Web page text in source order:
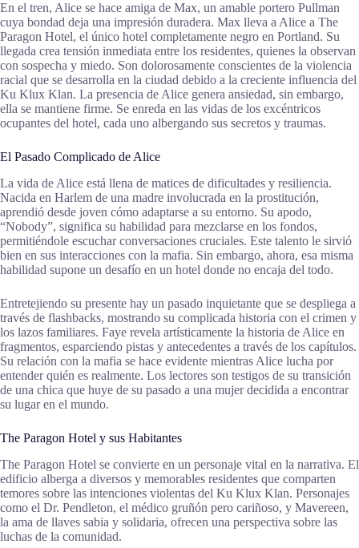
En el tren, Alice se hace amiga de Max, un amable portero Pullman
cuya bondad deja una impresión duradera. Max lleva a Alice a The
Paragon Hotel, el único hotel completamente negro en Portland. Su
llegada crea tensión inmediata entre los residentes, quienes la observan
con sospecha y miedo. Son dolorosamente conscientes de la violencia
racial que se desarrolla en la ciudad debido a la creciente influencia del
Ku Klux Klan. La presencia de Alice genera ansiedad, sin embargo,
ella se mantiene firme. Se enreda en las vidas de los excéntricos
ocupantes del hotel, cada uno albergando sus secretos y traumas.
El Pasado Complicado de Alice
La vida de Alice está llena de matices de dificultades y resiliencia.
Nacida en Harlem de una madre involucrada en la prostitución,
aprendió desde joven cómo adaptarse a su entorno. Su apodo,
“Nobody”, significa su habilidad para mezclarse en los fondos,
permitiéndole escuchar conversaciones cruciales. Este talento le sirvió
bien en sus interacciones con la mafia. Sin embargo, ahora, esa misma
habilidad supone un desafío en un hotel donde no encaja del todo.
Entretejiendo su presente hay un pasado inquietante que se despliega a
través de flashbacks, mostrando su complicada historia con el crimen y
los lazos familiares. Faye revela artísticamente la historia de Alice en
fragmentos, esparciendo pistas y antecedentes a través de los capítulos.
Su relación con la mafia se hace evidente mientras Alice lucha por
entender quién es realmente. Los lectores son testigos de su transición
de una chica que huye de su pasado a una mujer decidida a encontrar
su lugar en el mundo.
The Paragon Hotel y sus Habitantes
The Paragon Hotel se convierte en un personaje vital en la narrativa. El
edificio alberga a diversos y memorables residentes que comparten
temores sobre las intenciones violentas del Ku Klux Klan. Personajes
como el Dr. Pendleton, el médico gruñón pero cariñoso, y Mavereen,
la ama de llaves sabia y solidaria, ofrecen una perspectiva sobre las
luchas de la comunidad.